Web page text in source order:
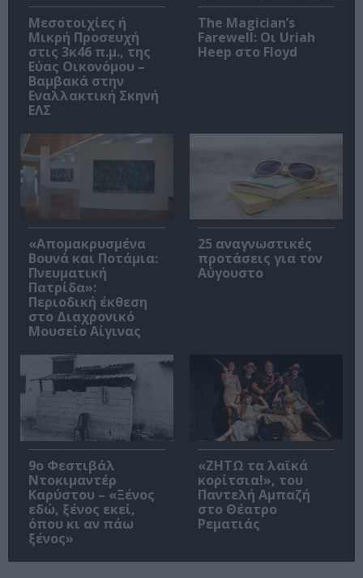
Μεσοτοιχίες ή
Μικρή Προσευχή
στις 3κ46 π.μ., της
Εύας Οικονόμου –
Βαμβακά στην
Εναλλακτική Σκηνή
ΕΛΣ
The Magician’s
Farewell: Οι Uriah
Heep στο Floyd
«Απομακρυσμένα
Βουνά και Ποτάμια:
Πνευματική
Πατρίδα»:
Περιοδική έκθεση
στο Διαχρονικό
Μουσείο Αίγινας
25 αναγνωστικές
προτάσεις για τον
Αύγουστο
9ο Φεστιβάλ
Ντοκιμαντέρ
Καρύστου – «Ξένος
εδώ, ξένος εκεί,
όπου κι αν πάω
ξένος»
«ΖΗΤΩ τα λαϊκά
κορίτσια!», του
Παντελή Αμπαζή
στο Θέατρο
Ρεματιάς